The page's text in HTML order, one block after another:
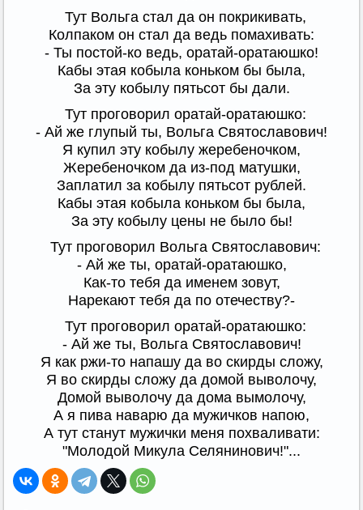
Тут Вольга стал да он покрикивать,
Колпаком он стал да ведь помахивать:
- Ты постой-ко ведь, оратай-оратаюшко!
Кабы этая кобыла коньком бы была,
За эту кобылу пятьсот бы дали.
Тут проговорил оратай-оратаюшко:
- Ай же глупый ты, Вольга Святославович!
Я купил эту кобылу жеребеночком,
Жеребеночком да из-под матушки,
Заплатил за кобылу пятьсот рублей.
Кабы этая кобыла коньком бы была,
За эту кобылу цены не было бы!
Тут проговорил Вольга Святославович:
- Ай же ты, оратай-оратаюшко,
Как-то тебя да именем зовут,
Нарекают тебя да по отечеству?-
Тут проговорил оратай-оратаюшко:
- Ай же ты, Вольга Святославович!
Я как ржи-то напашу да во скирды сложу,
Я во скирды сложу да домой выволочу,
Домой выволочу да дома вымолочу,
А я пива наварю да мужичков напою,
А тут станут мужички меня похваливати:
"Молодой Микула Селянинович!"...